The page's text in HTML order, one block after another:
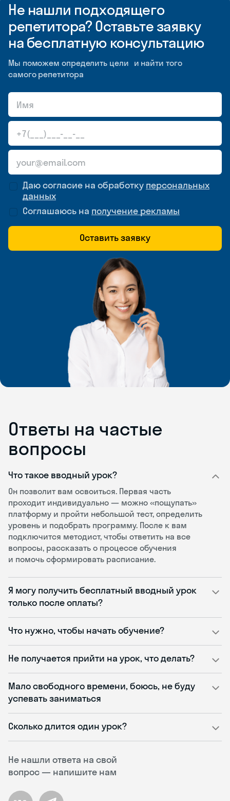
Не нашли подходящего
репетитора? Оставьте заявку
на бесплатную консультацию
Мы поможем определить цели и найти того
самого репетитора
Даю согласие на обработку персональных
данных
Соглашаюсь на получение рекламы
Оставить заявку
Ответы на частые
вопросы
Не нашли ответа на свой
вопрос — напишите нам
Что такое вводный урок?
Он позволит вам освоиться. Первая часть
проходит индивидуально — можно «пощупать»
платформу и пройти небольшой тест, определить
уровень и подобрать программу. После к вам
подключится методист, чтобы ответить на все
вопросы, рассказать о процессе обучения
и помочь сформировать расписание.
Я могу получить бесплатный вводный урок
только после оплаты?
Что нужно, чтобы начать обучение?
Не получается прийти на урок, что делать?
Мало свободного времени, боюсь, не буду
успевать заниматься
Сколько длится один урок?